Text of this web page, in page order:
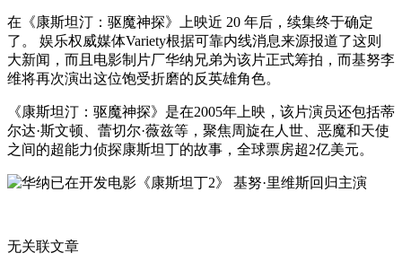
在《康斯坦汀：驱魔神探》上映近 20 年后，续集终于确定
了。 娱乐权威媒体Variety根据可靠内线消息来源报道了这则
大新闻，而且电影制片厂华纳兄弟为该片正式筹拍，而基努李
维将再次演出这位饱受折磨的反英雄角色。
《康斯坦汀：驱魔神探》是在2005年上映，该片演员还包括蒂
尔达·斯文顿、蕾切尔·薇兹等，聚焦周旋在人世、恶魔和天使
之间的超能力侦探康斯坦丁的故事，全球票房超2亿美元。
无关联文章